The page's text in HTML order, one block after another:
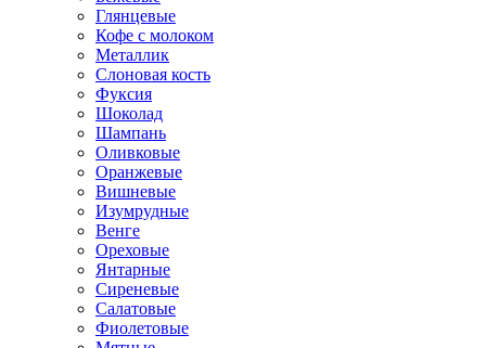
Глянцевые
Кофе с молоком
Металлик
Слоновая кость
Фуксия
Шоколад
Шампань
Оливковые
Оранжевые
Вишневые
Изумрудные
Венге
Ореховые
Янтарные
Сиреневые
Салатовые
Фиолетовые